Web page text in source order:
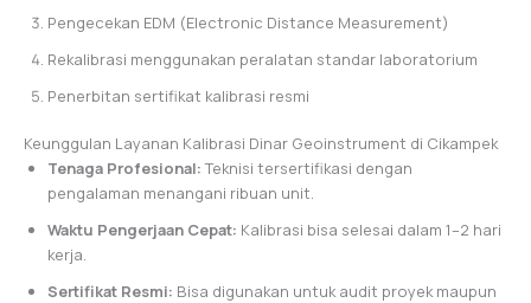
Pengecekan EDM (Electronic Distance Measurement)
Rekalibrasi menggunakan peralatan standar laboratorium
Penerbitan sertifikat kalibrasi resmi
Keunggulan Layanan Kalibrasi Dinar Geoinstrument di Cikampek
Tenaga Profesional: Teknisi tersertifikasi dengan
pengalaman menangani ribuan unit.
Waktu Pengerjaan Cepat: Kalibrasi bisa selesai dalam 1–2 hari
kerja.
Sertifikat Resmi: Bisa digunakan untuk audit proyek maupun